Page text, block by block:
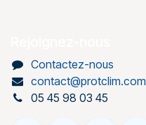
Contactez-nous
contact@protclim.com
05 45 98 03 45